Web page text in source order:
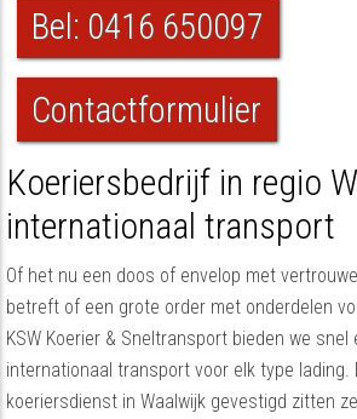
Bel: 0416 650097
Contactformulier
Koeriersbedrijf in regio
internationaal transport
Of het nu een doos of envelop met
betreft of een grote order met onderdelen
KSW Koerier & Sneltransport bieden we
internationaal transport voor elk type lading.
koeriersdienst in Waalwijk gevestigd zitten